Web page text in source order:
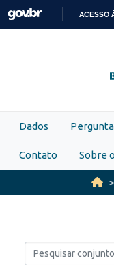
Skip to main content
ACESSO
Dados
Contato Sobre